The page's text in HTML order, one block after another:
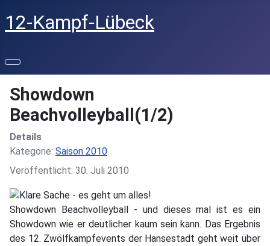
12-Kampf-Lübeck
Showdown
Beachvolleyball(1/2)
Details
Kategorie: Saison 2010
Veröffentlicht: 30. Juli 2010
Showdown Beachvolleyball - und dieses mal ist es ein
Showdown wie er deutlicher kaum sein kann. Das Ergebnis
des 12. Zwölfkampfevents der Hansestadt geht weit über